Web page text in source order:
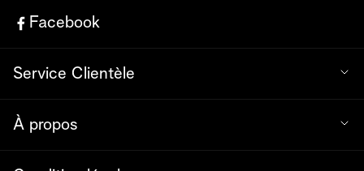
Facebook
Service Clientèle
À propos